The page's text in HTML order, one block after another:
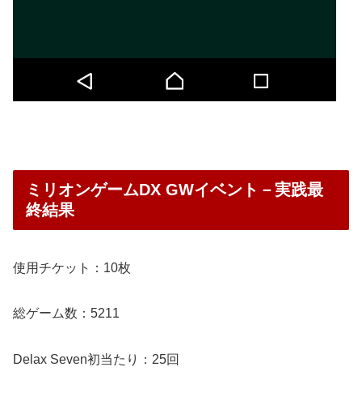
ミリオンゲームDX GWイベント－実践最
終結果
使用チケット：10枚
総ゲーム数：5211
Delax Seven初当たり：25回